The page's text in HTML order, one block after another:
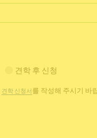
견학 후 신청
견학 신청서 를 작성해 주시기 바